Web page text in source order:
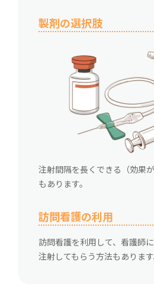
製剤の選択肢
注射間隔を長くできる（効果
もあります。
訪問看護の利用
訪問看護を利用して、看護師
注射してもらう方法もあります